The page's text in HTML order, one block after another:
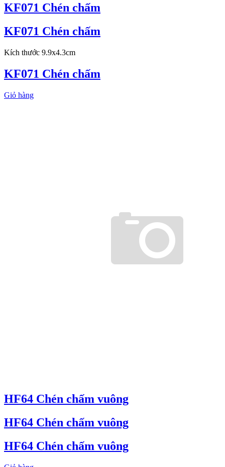
KF071 Chén chấm
KF071 Chén chấm
Kích thước 9.9x4.3cm
KF071 Chén chấm
Giỏ hàng
HF64 Chén chấm vuông
HF64 Chén chấm vuông
HF64 Chén chấm vuông